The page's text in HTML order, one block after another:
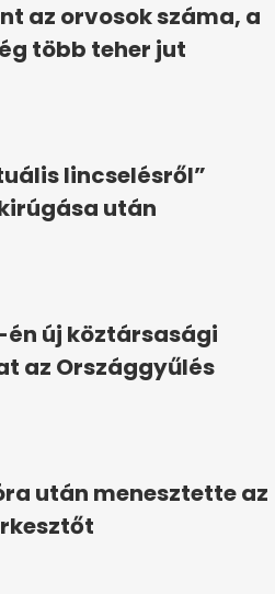
az orvosok száma, a
több teher jut
lincselésről”
után
én új köztársasági
az Országgyűlés
után menesztette az